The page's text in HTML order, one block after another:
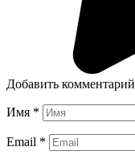
Добавить комментарий
Имя *
Email *